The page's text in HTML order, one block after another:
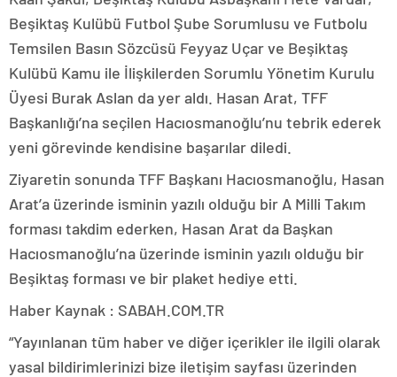
Beşiktaş Kulübü Futbol Şube Sorumlusu ve Futbolu
Temsilen Basın Sözcüsü Feyyaz Uçar ve Beşiktaş
Kulübü Kamu ile İlişkilerden Sorumlu Yönetim Kurulu
Üyesi Burak Aslan da yer aldı. Hasan Arat, TFF
Başkanlığı’na seçilen Hacıosmanoğlu’nu tebrik ederek
yeni görevinde kendisine başarılar diledi.
Ziyaretin sonunda TFF Başkanı Hacıosmanoğlu, Hasan
Arat’a üzerinde isminin yazılı olduğu bir A Milli Takım
forması takdim ederken, Hasan Arat da Başkan
Hacıosmanoğlu’na üzerinde isminin yazılı olduğu bir
Beşiktaş forması ve bir plaket hediye etti.
Haber Kaynak : SABAH.COM.TR
“Yayınlanan tüm haber ve diğer içerikler ile ilgili olarak
yasal bildirimlerinizi bize iletişim sayfası üzerinden